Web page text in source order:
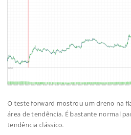
O teste forward mostrou um dreno na
área de tendência. É bastante normal
tendência clássico.